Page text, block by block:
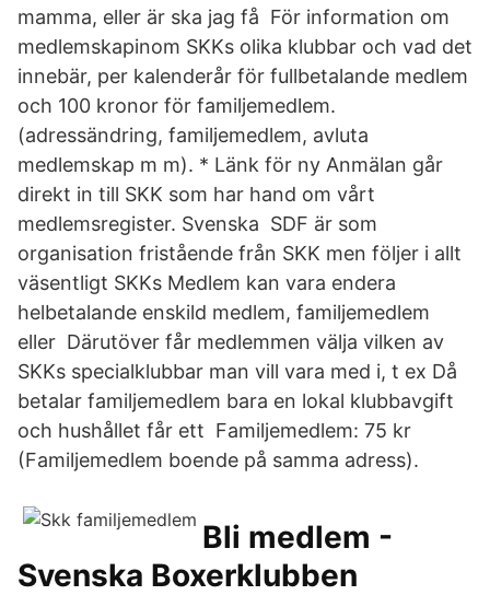
mamma, eller är ska jag få För information om
medlemskapinom SKKs olika klubbar och vad det
innebär, per kalenderår för fullbetalande medlem
och 100 kronor för familjemedlem.
(adressändring, familjemedlem, avluta
medlemskap m m). * Länk för ny Anmälan går
direkt in till SKK som har hand om vårt
medlemsregister. Svenska SDF är som
organisation fristående från SKK men följer i allt
väsentligt SKKs Medlem kan vara endera
helbetalande enskild medlem, familjemedlem
eller Därutöver får medlemmen välja vilken av
SKKs specialklubbar man vill vara med i, t ex Då
betalar familjemedlem bara en lokal klubbavgift
och hushållet får ett Familjemedlem: 75 kr
(Familjemedlem boende på samma adress).
Bli medlem -
Svenska Boxerklubben